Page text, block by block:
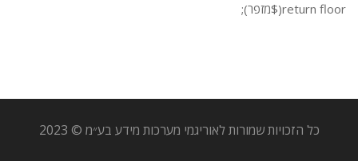
return floor($מזפר);
כל הזכויות שמורות לאוריגמי מערכות מידע בע״מ © 2023